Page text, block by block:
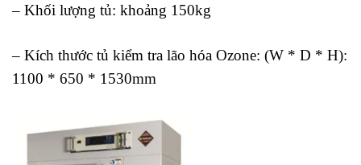
– Khối lượng tủ: khoảng 150kg
– Kích thước tủ kiểm tra lão hóa Ozone: (W * D * H):
1100 * 650 * 1530mm